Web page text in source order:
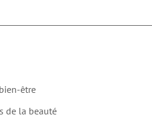
être
de la beauté